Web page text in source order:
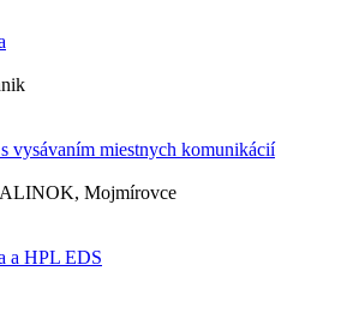
vysávaním miestnych komunikácií
Mojmírovce
a HPL EDS